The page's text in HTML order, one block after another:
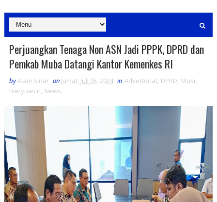
Perjuangkan Tenaga Non ASN Jadi PPPK, DPRD dan
Pemkab Muba Datangi Kantor Kemenkes RI
byAlam Sinar on Jumat, Juli 05, 2024 in Advertorial, DPRD, Musi
Banyuasin, News